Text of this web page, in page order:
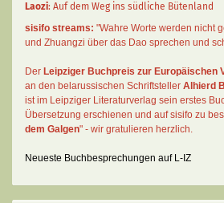
Laozi: Auf dem Weg ins südliche Bütenland
sisifo streams: "Wahre Worte werden nicht
und Zhuangzi über das Dao sprechen und
Der Leipziger Buchpreis zur Europäischen
an den belarussischen Schriftsteller Alhierd
ist im Leipziger Literaturverlag sein erstes
Übersetzung erschienen und auf sisifo zu
dem Galgen" - wir gratulieren herzlich.
Neueste Buchbesprechungen auf L-IZ